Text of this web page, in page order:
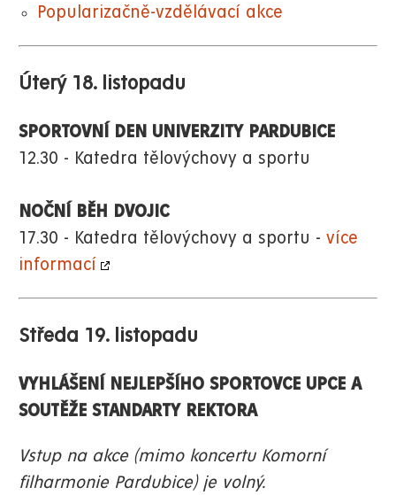
Popularizačně-vzdělávací akce
Úterý 18. listopadu
SPORTOVNÍ DEN UNIVERZITY PARDUBICE
12.30 - Katedra tělovýchovy a sportu
NOČNÍ BĚH DVOJIC
17.30 - Katedra tělovýchovy a sportu - více
informací
Středa 19. listopadu
VYHLÁŠENÍ NEJLEPŠÍHO SPORTOVCE UPCE A
SOUTĚŽE STANDARTY REKTORA
Vstup na akce (mimo koncertu Komorní
filharmonie Pardubice) je volný.